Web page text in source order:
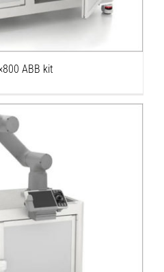
ABB kit
Robot 800×800 ABB kit